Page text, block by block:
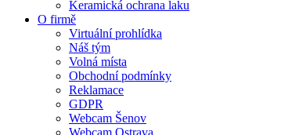
Keramická ochrana laku
O firmě
Virtuální prohlídka
Náš tým
Volná místa
Obchodní podmínky
Reklamace
GDPR
Webcam Šenov
Webcam Ostrava